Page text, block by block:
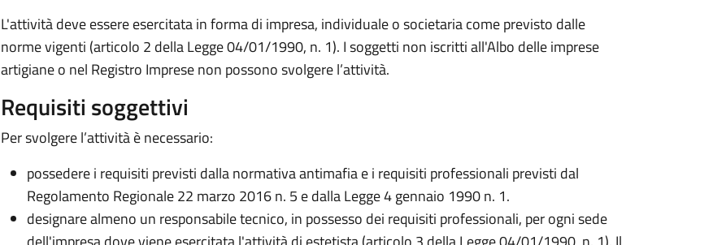
L'attività deve essere esercitata in forma di impresa, individuale o societaria come previsto dalle
norme vigenti (articolo 2 della Legge 04/01/1990, n. 1). I soggetti non iscritti all'Albo delle imprese
artigiane o nel Registro Imprese non possono svolgere l’attività.
Requisiti soggettivi
Per svolgere l’attività è necessario:
possedere i requisiti previsti dalla normativa antimafia e i requisiti professionali previsti dal
Regolamento Regionale 22 marzo 2016 n. 5 e dalla Legge 4 gennaio 1990 n. 1.
designare almeno un responsabile tecnico, in possesso dei requisiti professionali, per ogni sede